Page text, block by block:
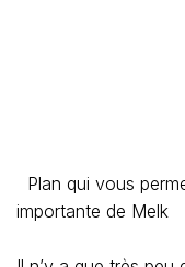
Plan qui vous
importante de Melk